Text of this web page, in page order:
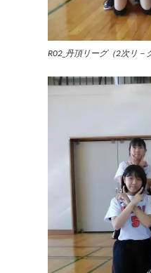
R02_丹頂リーグ（2次リ－